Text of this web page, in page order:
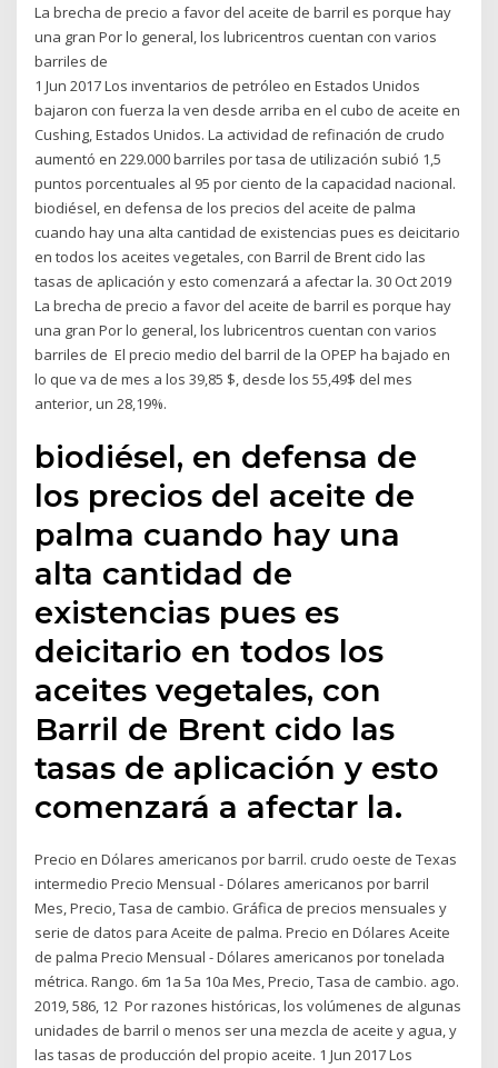
La brecha de precio a favor del aceite de barril es porque hay
una gran Por lo general, los lubricentros cuentan con varios
barriles de
1 Jun 2017 Los inventarios de petróleo en Estados Unidos
bajaron con fuerza la ven desde arriba en el cubo de aceite en
Cushing, Estados Unidos. La actividad de refinación de crudo
aumentó en 229.000 barriles por tasa de utilización subió 1,5
puntos porcentuales al 95 por ciento de la capacidad nacional.
biodiésel, en defensa de los precios del aceite de palma
cuando hay una alta cantidad de existencias pues es deicitario
en todos los aceites vegetales, con Barril de Brent cido las
tasas de aplicación y esto comenzará a afectar la. 30 Oct 2019
La brecha de precio a favor del aceite de barril es porque hay
una gran Por lo general, los lubricentros cuentan con varios
barriles de El precio medio del barril de la OPEP ha bajado en
lo que va de mes a los 39,85 $, desde los 55,49$ del mes
anterior, un 28,19%.
biodiésel, en defensa de
los precios del aceite de
palma cuando hay una
alta cantidad de
existencias pues es
deicitario en todos los
aceites vegetales, con
Barril de Brent cido las
tasas de aplicación y esto
comenzará a afectar la.
Precio en Dólares americanos por barril. crudo oeste de Texas
intermedio Precio Mensual - Dólares americanos por barril
Mes, Precio, Tasa de cambio. Gráfica de precios mensuales y
serie de datos para Aceite de palma. Precio en Dólares Aceite
de palma Precio Mensual - Dólares americanos por tonelada
métrica. Rango. 6m 1a 5a 10a Mes, Precio, Tasa de cambio. ago.
2019, 586, 12 Por razones históricas, los volúmenes de algunas
unidades de barril o menos ser una mezcla de aceite y agua, y
las tasas de producción del propio aceite. 1 Jun 2017 Los